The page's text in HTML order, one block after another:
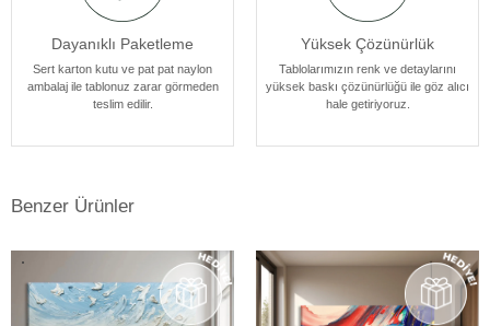
Dayanıklı Paketleme
Sert karton kutu ve pat pat naylon
ambalaj ile tablonuz zarar görmeden
teslim edilir.
Yüksek Çözünürlük
Tablolarımızın renk ve detaylarını
yüksek baskı çözünürlüğü ile göz alıcı
hale getiriyoruz.
Benzer Ürünler